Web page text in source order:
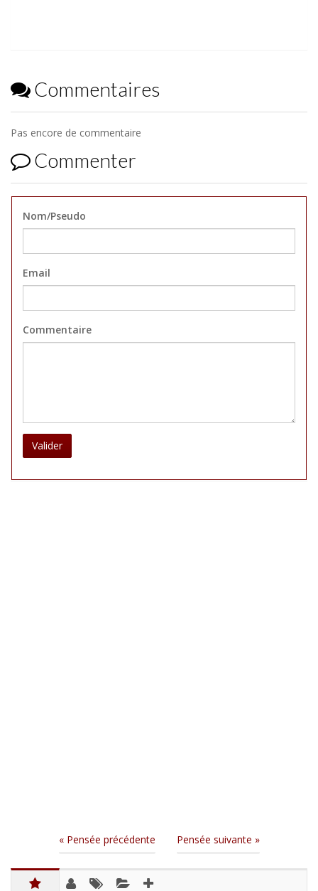
Commentaires
Pas encore de commentaire
Commenter
Nom/Pseudo
Email
Commentaire
Valider
« Pensée précédente Pensée suivante »